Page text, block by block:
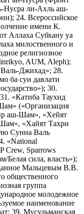
Нусра ли-Ахль аш-
24. Всероссийское
имени К.
Аллаха Субхану уа
милоственного и
религиозное
AUM, Aleph);
Джихад»; 28.
ба суи давлати
30.
«Катиба Таухид
(«Организация
аш-Шам», «Хейят
«Хайят Тахри
Сунна Валь
«National
Crew, Sparrows
Белая сила, власть»);
Мальцевым В.В.
общественного
группа
молодежное
наименование
39. Мусульманская